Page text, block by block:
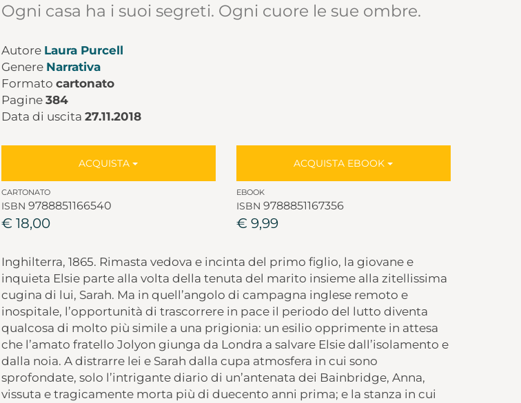
Ogni casa ha i suoi segreti. Ogni cuore le sue ombre.
Autore Laura Purcell
Genere Narrativa
Formato cartonato
Pagine 384
Data di uscita 27.11.2018
ACQUISTA
CARTONATO
ISBN 9788851166540
€ 18,00
ACQUISTA EBOOK
EBOOK
ISBN 9788851167356
€ 9,99
Inghilterra, 1865. Rimasta vedova e incinta del primo figlio, la giovane e
inquieta Elsie parte alla volta della tenuta del marito insieme alla zitellissima
cugina di lui, Sarah. Ma in quell’angolo di campagna inglese remoto e
inospitale, l’opportunità di trascorrere in pace il periodo del lutto diventa
qualcosa di molto più simile a una prigionia: un esilio opprimente in attesa
che l’amato fratello Jolyon giunga da Londra a salvare Elsie dall’isolamento e
dalla noia. A distrarre lei e Sarah dalla cupa atmosfera in cui sono
sprofondate, solo l’intrigante diario di un’antenata dei Bainbridge, Anna,
vissuta e tragicamente morta più di duecento anni prima; e la stanza in cui